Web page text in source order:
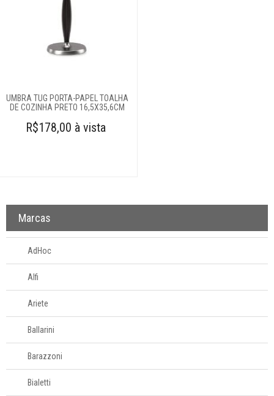
organizar
Acessórios
Barras
cereais
Escorredores de
pratos
Lancheira
Pia
Porta-detergente
Porta-frios
guardanapos
Porta-ovos
Porta-pão
Porta-papel
Porta-talheres
Porta-utensílios
UMBRA TUG PORTA-PAPEL TOALHA
DE COZINHA PRETO 16,5X35,6CM
R$178,00 à vista
Marcas
AdHoc
Alfi
Ariete
Ballarini
Barazzoni
Bialetti